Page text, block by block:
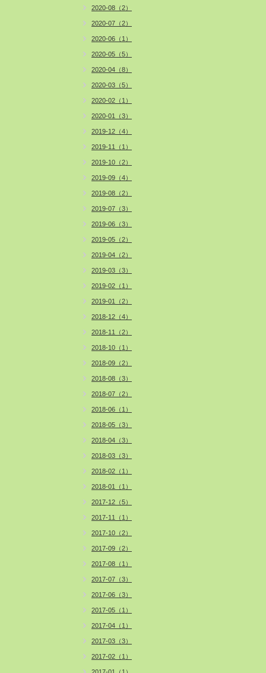
2020-08（2）
2020-07（2）
2020-06（1）
2020-05（5）
2020-04（8）
2020-03（5）
2020-02（1）
2020-01（3）
2019-12（4）
2019-11（1）
2019-10（2）
2019-09（4）
2019-08（2）
2019-07（3）
2019-06（3）
2019-05（2）
2019-04（2）
2019-03（3）
2019-02（1）
2019-01（2）
2018-12（4）
2018-11（2）
2018-10（1）
2018-09（2）
2018-08（3）
2018-07（2）
2018-06（1）
2018-05（3）
2018-04（3）
2018-03（3）
2018-02（1）
2018-01（1）
2017-12（5）
2017-11（1）
2017-10（2）
2017-09（2）
2017-08（1）
2017-07（3）
2017-06（3）
2017-05（1）
2017-04（1）
2017-03（3）
2017-02（1）